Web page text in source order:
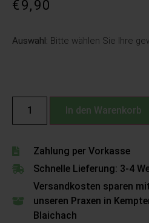
€ 9,90
Auswahl: Bitte wählen Sie Ihre
In den Warenkorb
Zahlung per Vorkasse
Schnelle Lieferung: 3-4
Versandkosten sparen
unseren Praxen in
Blaichach